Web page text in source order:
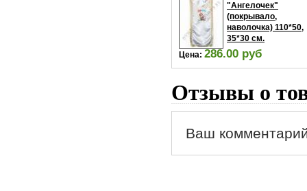
"Ангелочек"
(покрывало,
наволочка) 110*50,
35*30 см.
Цена: 286.00 руб
В
Отзывы о
Ваш